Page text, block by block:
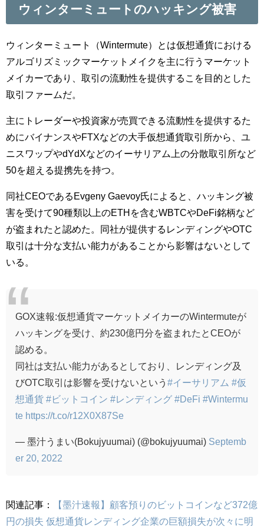
ウィンターミュートのハッキング被害
ウィンターミュート（Wintermute）とは仮想通貨における
アルゴリズミックマーケットメイクを主に行うマーケット
メイカーであり、取引の流動性を提供するこを目的とした
取引ファームだ。
主にトレーダーや投資家が売買できる流動性を提供するた
めにバイナンスやFTXなどの大手仮想通貨取引所から、ユ
ニスワップやdYdXなどのイーサリアム上の分散取引所など
50を超える提携先を持つ。
同社CEOであるEvgeny Gaevoy氏によると、ハッキング被
害を受けて90種類以上のETHを含むWBTCやDeFi銘柄など
が盗まれたと認めた。同社が提供するレンディングやOTC
取引は十分な支払い能力があることから影響はないとして
いる。
GOX速報:仮想通貨マーケットメイカーのWintermuteが
ハッキングを受け、約230億円分を盗まれたとCEOが
認める。
同社は支払い能力があるとしており、レンディング及
びOTC取引は影響を受けないという #イーサリアム #仮
想通貨 #ビットコイン #レンディング #DeFi #Wintermu
te https://t.co/r12X0X87Se
— 墨汁うまい(Bokujyuumai) (@bokujyuumai) Septemb
er 20, 2022
関連記事：
【墨汁速報】顧客預りのビットコインなど372億
円の損失 仮想通貨レンディング企業の巨額損失が次々に明